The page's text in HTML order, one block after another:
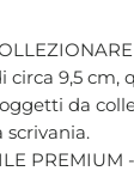
circa 9,5
da
scrivania.